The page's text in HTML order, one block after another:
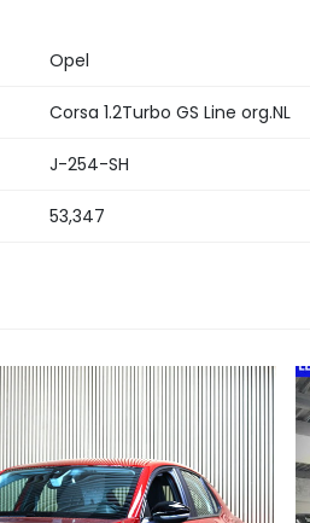
Opel
Corsa 1.2Turbo GS Line org.NL
J-254-SH
53,347